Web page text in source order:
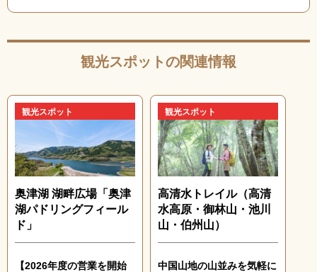
観光スポットの関連情報
観光スポット
奥津湖 湖畔広場「奥津
湖パドリングフィール
ド」
【2026年度の営業を開始
観光スポット
高清水トレイル（高清
水高原・御林山・池川
山・伯州山）
中国山地の山並みを気軽に